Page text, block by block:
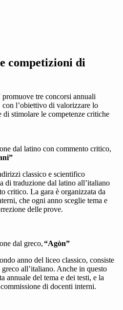
competizioni di
tre concorsi annuali
l’obiettivo di valorizzare lo
stimolare le competenze critiche
dal latino con commento critico,
classico e scientifico
di traduzione dal latino all’italiano
critico. La gara è organizzata da
che ogni anno sceglie tema e
delleprove.
dal greco,“Agòn”
anno del liceo classico, consiste
all’italiano. Anche in questo
annuale del tema e dei testi, e la
di docenti interni.